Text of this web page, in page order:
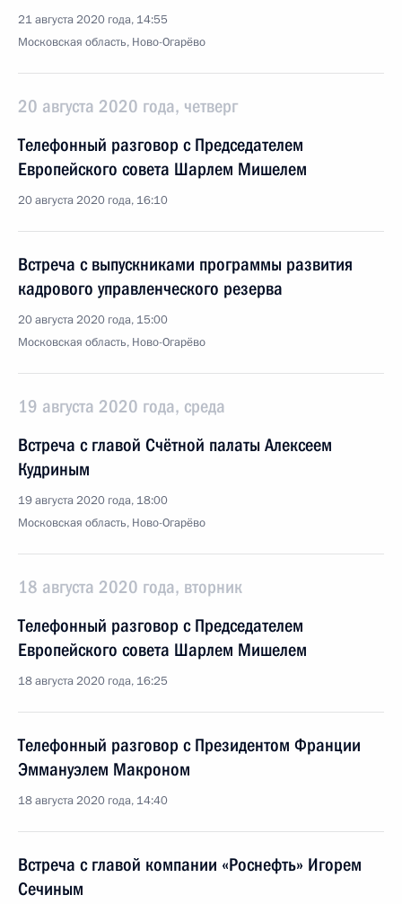
21 августа 2020 года, 14:55
Московская область, Ново-Огарёво
20 августа 2020 года, четверг
Телефонный разговор с Председателем
Европейского совета Шарлем Мишелем
20 августа 2020 года, 16:10
Встреча с выпускниками программы развития
кадрового управленческого резерва
20 августа 2020 года, 15:00
Московская область, Ново-Огарёво
19 августа 2020 года, среда
Встреча с главой Счётной палаты Алексеем
Кудриным
19 августа 2020 года, 18:00
Московская область, Ново-Огарёво
18 августа 2020 года, вторник
Телефонный разговор с Председателем
Европейского совета Шарлем Мишелем
18 августа 2020 года, 16:25
Телефонный разговор с Президентом Франции
Эммануэлем Макроном
18 августа 2020 года, 14:40
Встреча с главой компании «Роснефть» Игорем
Сечиным